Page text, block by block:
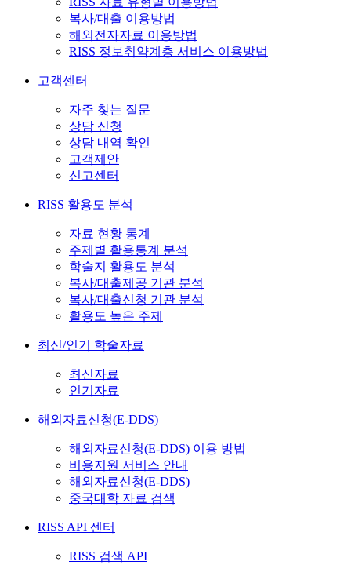
복사/대출 이용방법
해외전자자료 이용방법
RISS 정보취약계층 서비스 이용방법
고객센터
자주 찾는 질문
상담 신청
상담 내역 확인
고객제안
신고센터
RISS 활용도 분석
자료 현황 통계
주제별 활용통계 분석
학술지 활용도 분석
복사/대출제공 기관 분석
복사/대출신청 기관 분석
활용도 높은 주제
최신/인기 학술자료
최신자료
인기자료
해외자료신청(E-DDS)
해외자료신청(E-DDS) 이용 방법
비용지원 서비스 안내
해외자료신청(E-DDS)
중국대학 자료 검색
RISS API 센터
RISS 검색 API